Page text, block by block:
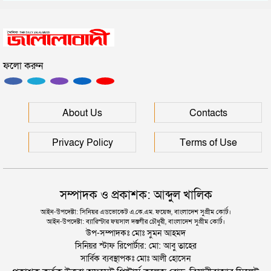
উদ্ধার
দিল্লিতে শেখ হাসিনার বক্তব্য দেওয়া নিয়ে পররাষ্ট্র
মন্ত্রণালয়ের ক্ষোভ
ফলো করুন
About Us Contacts
Privacy Policy Terms of Use
সম্পাদক ও প্রকাশক: আব্দুল খালিক
আইন-উপদেষ্টা: সিনিয়র এডভোকেট এ.কে.এম. ফয়েজ, বাংলাদেশ সুপ্রীম কোর্ট।
আইন-উপদেষ্টা: ব্যারিস্টার ফয়সাল দস্তগীর চৌধুরী, বাংলাদেশ সুপ্রীম কোর্ট।
উপ-সম্পাদকঃ মোঃ সুমন আহমদ
সিনিয়র স্টাফ রিপোর্টার: মো: আবু তাহের
সার্বিক ব্যবস্থাপকঃ মোঃ আলী হোসেন